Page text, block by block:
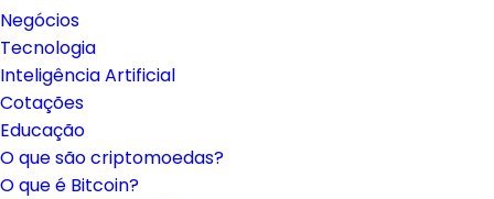
Negócios
Tecnologia
Inteligência Artificial
Cotações
Educação
O que são criptomoedas?
O que é Bitcoin?